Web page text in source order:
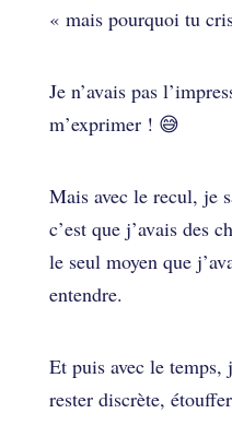
« mais pourquoi tu
Je n’avais pas
m’exprimer ! 😅
Mais avec le recul, je
c’est que j’avais des
le seul moyen que
entendre.
Et puis avec le temps,
rester discrète,